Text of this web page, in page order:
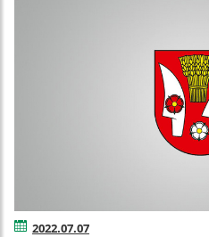
2022.07.07